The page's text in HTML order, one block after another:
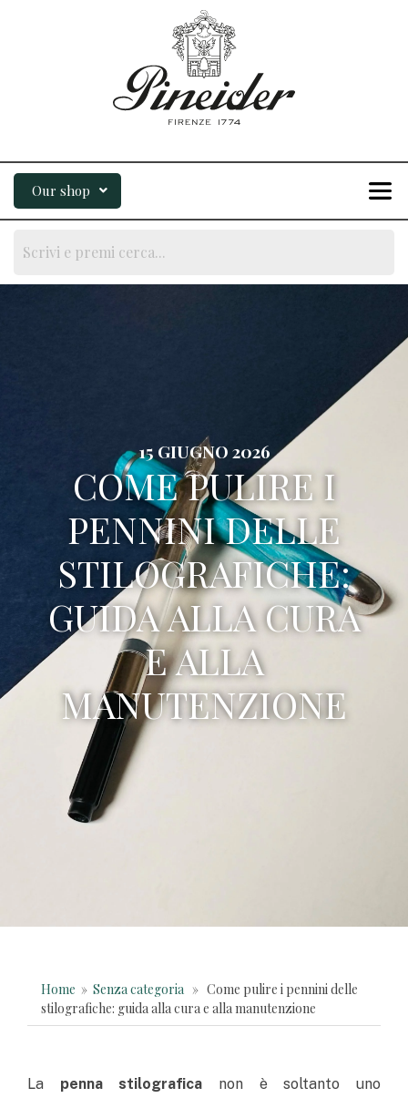
Our shop
15 GIUGNO 2026
COME PULIRE I
PENNINI DELLE
STILOGRAFICHE:
GUIDA ALLA CURA
E ALLA
MANUTENZIONE
Home » Senza categoria » Come pulire i pennini delle
stilografiche: guida alla cura e alla manutenzione
La penna stilografica non è soltanto uno